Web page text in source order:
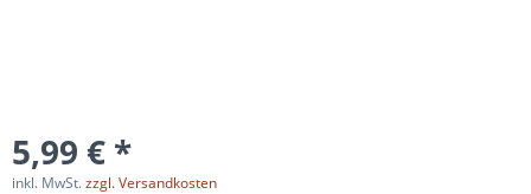
5,99 € *
inkl. MwSt.zzgl. Versandkosten